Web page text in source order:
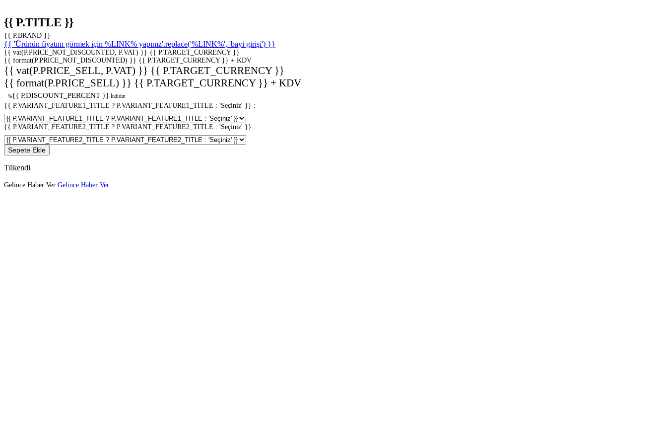
{{ P.TITLE }}
{{ P.BRAND }}
{{ 'Ürünün fiyatını görmek için %LINK% yapınız'.replace('%LINK%', 'bayi girişi') }}
{{ vat(P.PRICE_NOT_DISCOUNTED, P.VAT) }} {{ P.TARGET_CURRENCY }}
{{ format(P.PRICE_NOT_DISCOUNTED) }} {{ P.TARGET_CURRENCY }} + KDV
{{ vat(P.PRICE_SELL, P.VAT) }} {{ P.TARGET_CURRENCY }}
{{ format(P.PRICE_SELL) }} {{ P.TARGET_CURRENCY }} + KDV
%{{ P.DISCOUNT_PERCENT }} İndirim
{{ P.VARIANT_FEATURE1_TITLE ? P.VARIANT_FEATURE1_TITLE : 'Seçiniz' }} :
{{ P.VARIANT_FEATURE2_TITLE ? P.VARIANT_FEATURE2_TITLE : 'Seçiniz' }} :
Sepete Ekle
Tükendi
Gelince Haber Ver Gelince Haber Ver